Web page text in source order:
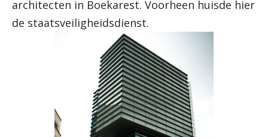
architecten in Boekarest. Voorheen huisde hier
de staatsveiligheidsdienst.